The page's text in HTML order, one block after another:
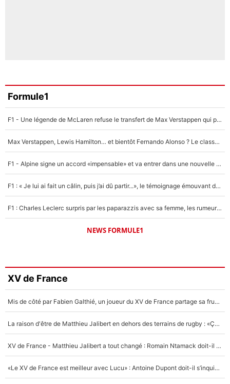
Formule1
F1 - Une légende de McLaren refuse le transfert de Max Verstappen qui pourrait «faire des vagues» et plomber l'ambiance dans l'équipe
Max Verstappen, Lewis Hamilton… et bientôt Fernando Alonso ? Le classement des pilotes les mieux payés en Formule 1 risque de changer !
F1 - Alpine signe un accord «impensable» et va entrer dans une nouvelle dimension : Grande nouvelle pour Pierre Gasly !
F1 : « Je lui ai fait un câlin, puis j’ai dû partir...», le témoignage émouvant de Max Verstappen sur sa fille
F1 : Charles Leclerc surpris par les paparazzis avec sa femme, les rumeurs étaient vraies !
NEWS FORMULE1
XV de France
Mis de côté par Fabien Galthié, un joueur du XV de France partage sa frustration : «ils ne me l’ont pas dit tout de suite»
La raison d'être de Matthieu Jalibert en dehors des terrains de rugby : «Ça m'atteint autant que si tu touches à un membre de ma famille»
XV de France - Matthieu Jalibert a tout changé : Romain Ntamack doit-il s’inquiéter pour sa place à un an de la Coupe du monde ?
«Le XV de France est meilleur avec Lucu» : Antoine Dupont doit-il s’inquiéter pour sa place ?